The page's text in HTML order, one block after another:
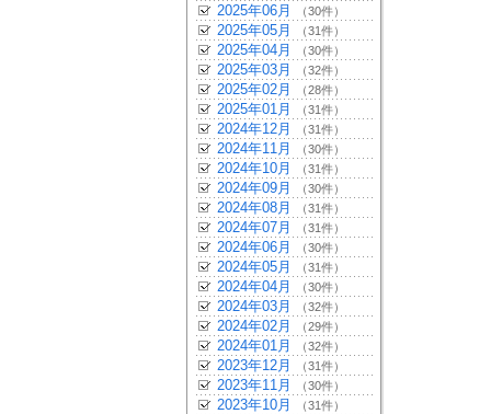
2025年06月 （30件）
2025年05月 （31件）
2025年04月 （30件）
2025年03月 （32件）
2025年02月 （28件）
2025年01月 （31件）
2024年12月 （31件）
2024年11月 （30件）
2024年10月 （31件）
2024年09月 （30件）
2024年08月 （31件）
2024年07月 （31件）
2024年06月 （30件）
2024年05月 （31件）
2024年04月 （30件）
2024年03月 （32件）
2024年02月 （29件）
2024年01月 （32件）
2023年12月 （31件）
2023年11月 （30件）
2023年10月 （31件）